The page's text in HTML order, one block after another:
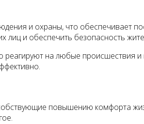
и охраны, что обеспечивает
лиц и обеспечить безопасность
на любые происшествия
повышению комфорта